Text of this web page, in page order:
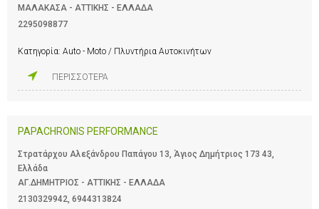
ΜΑΛΑΚΑΣΑ - ΑΤΤΙΚΗΣ - ΕΛΛΑΔΑ
2295098877
Κατηγορία: Auto - Moto / Πλυντήρια Αυτοκινήτων
ΠΕΡΙΣΣΟΤΕΡΑ
PAPACHRONIS PERFORMANCE
Στρατάρχου Αλεξάνδρου Παπάγου 13, Άγιος Δημήτριος 173 43,
Ελλάδα
ΑΓ.ΔΗΜΗΤΡΙΟΣ - ΑΤΤΙΚΗΣ - ΕΛΛΑΔΑ
2130329942 6944313824